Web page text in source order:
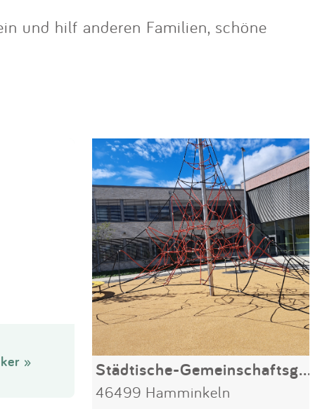
und hilf anderen Familien, schöne
» Städtische-Gemeinschaftsgrundschule Am Hallenbad
46499 Hamminkeln